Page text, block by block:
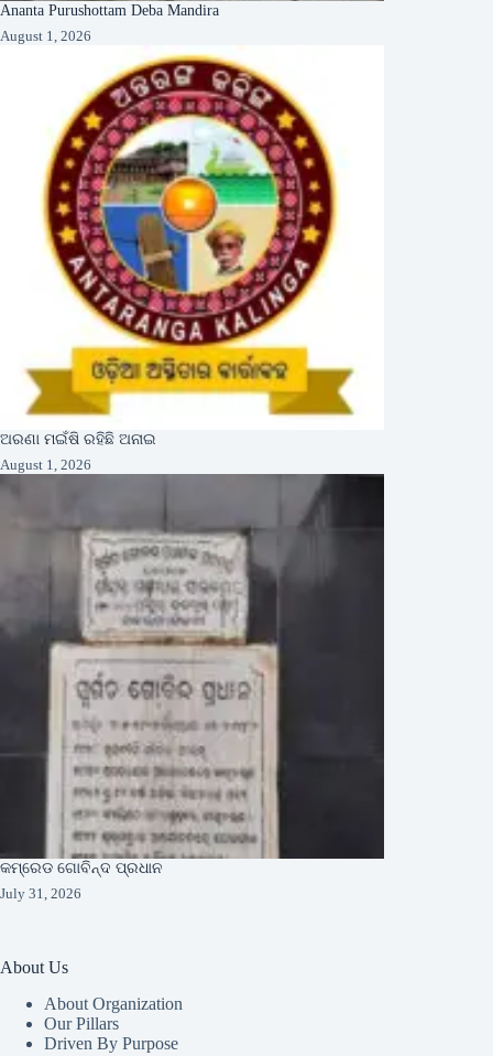
Ananta Purushottam Deba Mandira
August 1, 2026
ଅରଣା ମଇଁଷି ରହିଛି ଅନାଇ
August 1, 2026
କମ୍ରେଡ ଗୋବିନ୍ଦ ପ୍ରଧାନ
July 31, 2026
About Us
About Organization
Our Pillars
Driven By Purpose​